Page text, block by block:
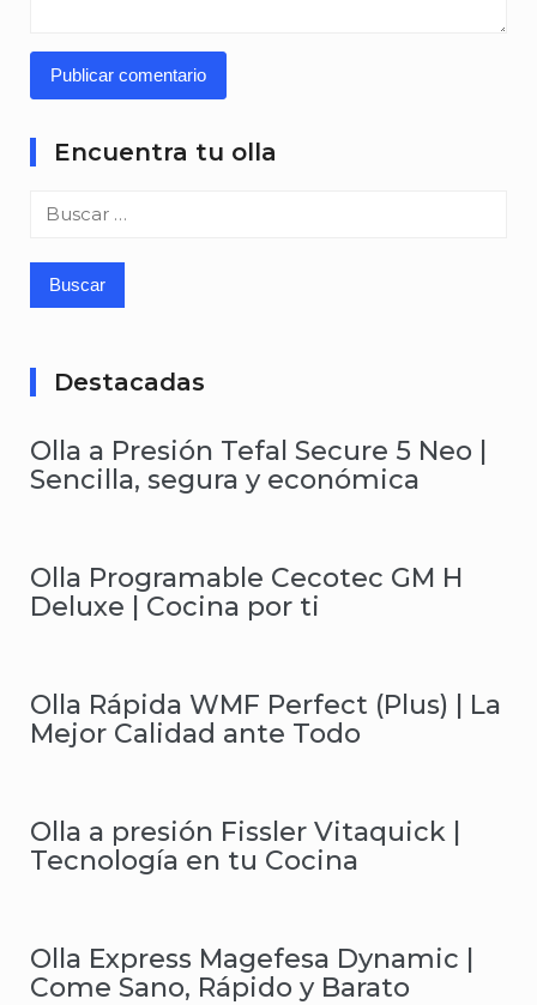
Encuentra tu olla
Buscar:
Destacadas
Olla a Presión Tefal Secure 5 Neo |
Sencilla, segura y económica
Olla Programable Cecotec GM H
Deluxe | Cocina por ti
Olla Rápida WMF Perfect (Plus) | La
Mejor Calidad ante Todo
Olla a presión Fissler Vitaquick |
Tecnología en tu Cocina
Olla Express Magefesa Dynamic |
Come Sano, Rápido y Barato